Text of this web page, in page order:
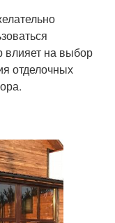
влияет на выбор
отделочных